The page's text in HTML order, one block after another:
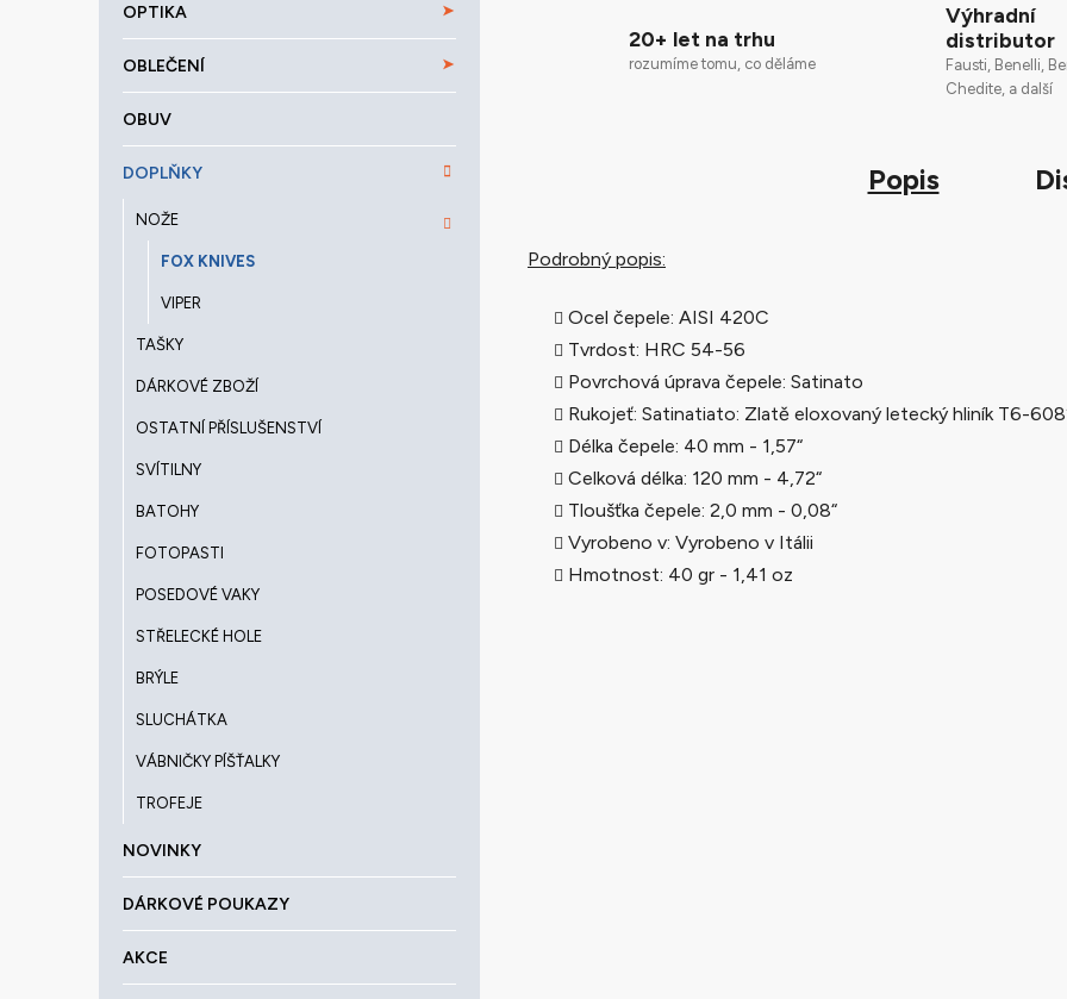
OPTIKA
OBLEČENÍ
OBUV
DOPLŇKY
NOŽE
FOX KNIVES
VIPER
TAŠKY
DÁRKOVÉ ZBOŽÍ
OSTATNÍ PŘÍSLUŠENSTVÍ
SVÍTILNY
BATOHY
FOTOPASTI
POSEDOVÉ VAKY
STŘELECKÉ HOLE
BRÝLE
SLUCHÁTKA
VÁBNIČKY PÍŠŤALKY
TROFEJE
NOVINKY
DÁRKOVÉ POUKAZY
AKCE
20+ let na trhu
rozumíme tomu, co děláme
Výhradní
distributor
Fausti, Benelli,
Chedite, a další
Popis
Podrobný popis:
Ocel čepele: AISI 420C
Tvrdost: HRC 54-56
Povrchová úprava čepele: Satinato
Rukojeť: Satinatiato: Zlatě eloxovaný letecký hliník T6-
Délka čepele: 40 mm - 1,57“
Celková délka: 120 mm - 4,72“
Tloušťka čepele: 2,0 mm - 0,08“
Vyrobeno v: Vyrobeno v Itálii
Hmotnost: 40 gr - 1,41 oz